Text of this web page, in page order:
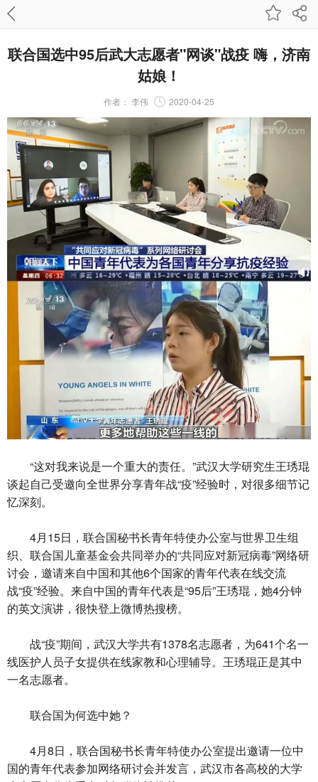
联合国选中95后武大志愿者"网谈"战疫 嗨，济南
姑娘！
作者： 李伟 2020-04-25
“这对我来说是一个重大的责任。”武汉大学研究生王琇琨
谈起自己受邀向全世界分享青年战“疫”经验时，对很多细节记
忆深刻。
4月15日，联合国秘书长青年特使办公室与世界卫生组
织、联合国儿童基金会共同举办的“共同应对新冠病毒”网络研
讨会，邀请来自中国和其他6个国家的青年代表在线交流
战“疫”经验。来自中国的青年代表是“95后”王琇琨，她4分钟
的英文演讲，很快登上微博热搜榜。
战“疫”期间，武汉大学共有1378名志愿者，为641个名一
线医护人员子女提供在线家教和心理辅导。王琇琨正是其中
一名志愿者。
联合国为何选中她？
4月8日，联合国秘书长青年特使办公室提出邀请一位中
国的青年代表参加网络研讨会并发言，武汉市各高校的大学